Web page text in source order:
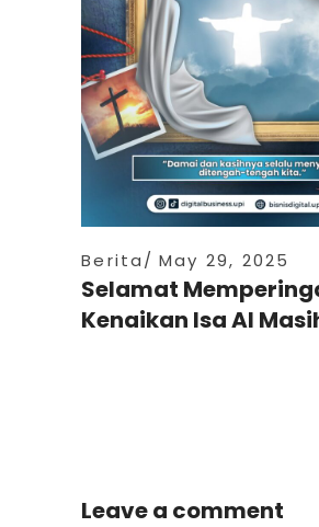
Berita May 29, 2025
Selamat
Kenaikan Isa Al
Leave a comment